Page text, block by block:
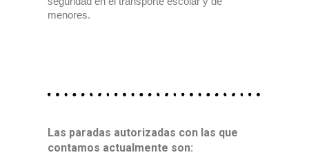
menores.
Las paradas autorizadas con las que
contamos actualmente son: